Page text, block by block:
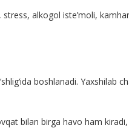
alkogol iste’moli,
boshlanadi. Yaxshilab
bilan birga havo ham